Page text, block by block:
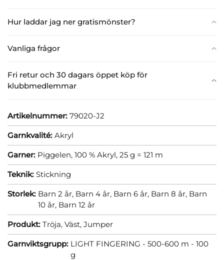
Hur laddar jag ner gratismönster?
Vanliga frågor
Fri retur och 30 dagars öppet köp för
klubbmedlemmar
Artikelnummer: 79020-J2
Garnkvalité: Akryl
Garner: Piggelen, 100 % Akryl, 25 g = 121 m
Teknik: Stickning
Storlek: Barn 2 år, Barn 4 år, Barn 6 år, Barn 8 år, Barn
10 år, Barn 12 år
Produkt: Tröja, Väst, Jumper
Garnviktsgrupp: LIGHT FINGERING - 500-600 m - 100
g